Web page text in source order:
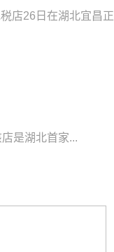
店26日在湖北宜昌正
是湖北首家...